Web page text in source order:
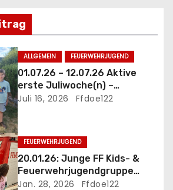
ALLGEMEIN FEUERWEHRJUGEND
01.07.26 – 12.07.26 Aktive
erste Juliwoche(n) –
mittendrinn statt nur dabei
Juli 16, 2026 Ffdoe122
FEUERWEHRJUGEND
20.01.26: Junge FF Kids- &
Feuerwehrjugendgruppe
startet ins Jahr 2026
Jan. 28, 2026 Ffdoe122